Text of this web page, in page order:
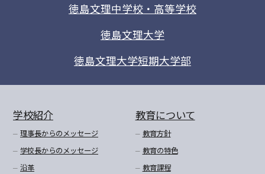
徳島文理中学校・高等学校
徳島文理大学
徳島文理大学短期大学部
学校紹介
理事長からのメッセージ
学校長からのメッセージ
沿革
教育について
教育方針
教育の特色
教育課程